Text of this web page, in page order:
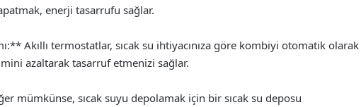
enerji tasarrufu sağlar.
Akıllı termostatlar, sıcak su ihtiyacınıza göre kombiyi otomatik olarak
azaltarak tasarruf etmenizi sağlar.
mümkünse, sıcak suyu depolamak için bir sıcak su deposu